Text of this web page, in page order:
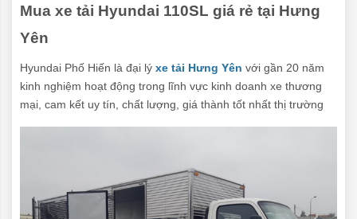
Mua xe tải Hyundai 110SL giá rẻ tại Hưng
Yên
Hyundai Phố Hiến là đại lý xe tải Hưng Yên với gần 20 năm
kinh nghiệm hoạt động trong lĩnh vực kinh doanh xe thương
mại, cam kết uy tín, chất lượng, giá thành tốt nhất thị trường